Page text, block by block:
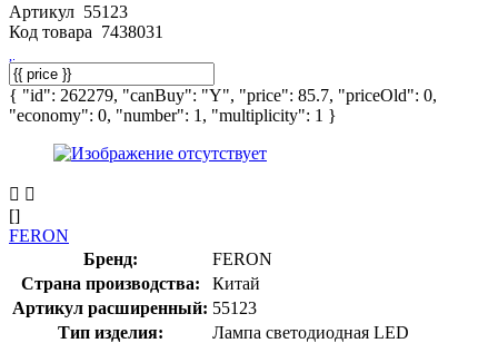
Артикул 55123
Код товара 7438031
{ "id": 262279, "canBuy": "Y", "price": 85.7, "priceOld": 0,
"economy": 0, "number": 1, "multiplicity": 1 }
[]
FERON
Бренд:
FERON
Страна производства:
Китай
Артикул расширенный: 55123
Тип изделия:
Лампа светодиодная LED